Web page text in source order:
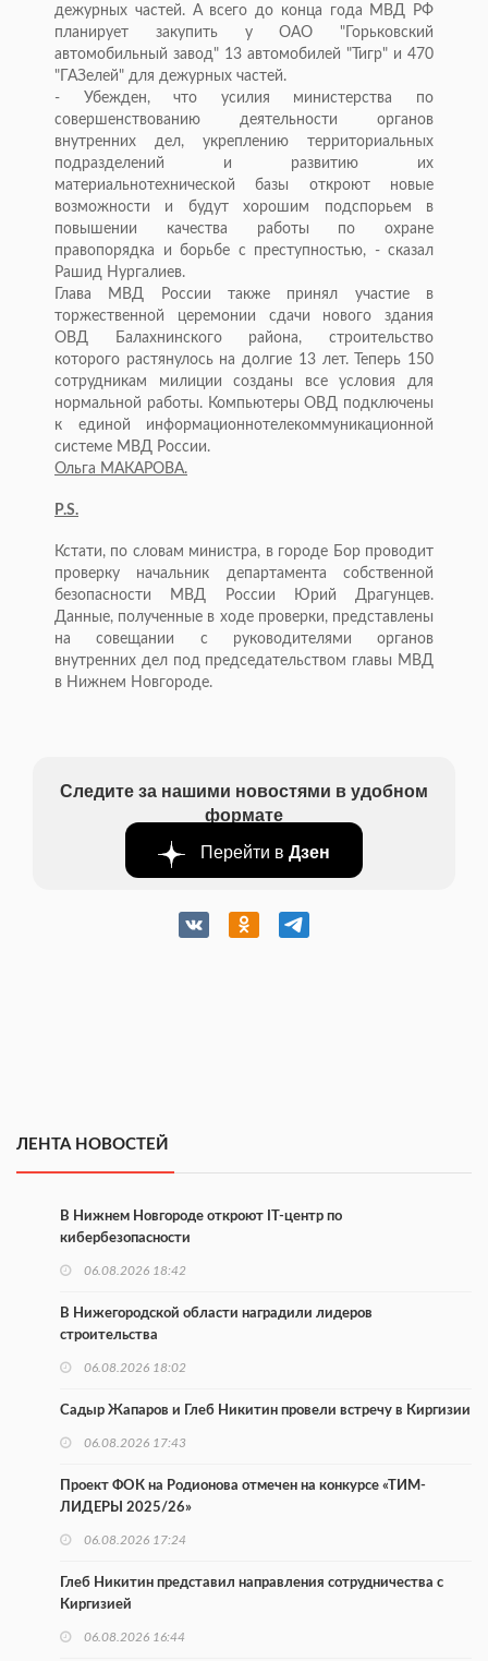
дежурных частей. А всего до конца года МВД РФ
планирует закупить у ОАО "Горьковский
автомобильный завод" 13 автомобилей "Тигр" и 470
"ГАЗелей" для дежурных частей.
- Убежден, что усилия министерства по
совершенствованию деятельности органов
внутренних дел, укреплению территориальных
подразделений и развитию их
материальнотехнической базы откроют новые
возможности и будут хорошим подспорьем в
повышении качества работы по охране
правопорядка и борьбе с преступностью, - сказал
Рашид Нургалиев.
Глава МВД России также принял участие в
торжественной церемонии сдачи нового здания
ОВД Балахнинского района, строительство
которого растянулось на долгие 13 лет. Теперь 150
сотрудникам милиции созданы все условия для
нормальной работы. Компьютеры ОВД подключены
к единой информационнотелекоммуникационной
системе МВД России.
Ольга МАКАРОВА.
P.S.
Кстати, по словам министра, в городе Бор проводит
проверку начальник департамента собственной
безопасности МВД России Юрий Драгунцев.
Данные, полученные в ходе проверки, представлены
на совещании с руководителями органов
внутренних дел под председательством главы МВД
в Нижнем Новгороде.
Следите за нашими новостями в удобном
формате
Перейти в Дзен
ЛЕНТА НОВОСТЕЙ
В Нижнем Новгороде откроют IT-центр по
кибербезопасности
06.08.2026 18:42
В Нижегородской области наградили лидеров
строительства
06.08.2026 18:02
Садыр Жапаров и Глеб Никитин провели встречу в Киргизии
06.08.2026 17:43
Проект ФОК на Родионова отмечен на конкурсе «ТИМ-
ЛИДЕРЫ 2025/26»
06.08.2026 17:24
Глеб Никитин представил направления сотрудничества с
Киргизией
06.08.2026 16:44